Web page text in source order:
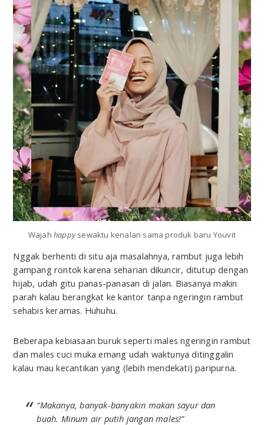
Wajahhappysewaktu kenalan sama produk baru Youvit
Nggak berhenti di situ aja masalahnya, rambut juga lebih
gampang rontok karena seharian dikuncir, ditutup dengan
hijab, udah gitu panas-panasan di jalan. Biasanya makin
parah kalau berangkat ke kantor tanpa ngeringin rambut
sehabis keramas. Huhuhu.
Beberapa kebiasaan buruk seperti males ngeringin rambut
dan males cuci muka emang udah waktunya ditinggalin
kalau mau kecantikan yang (lebih mendekati) paripurna.
“Makanya, banyak-banyakin makan sayur dan
buah. Minum air putih jangan males!”